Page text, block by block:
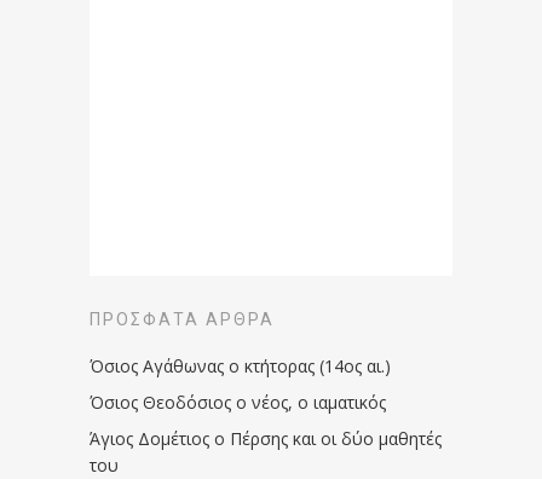
ΠΡΌΣΦΑΤΑ ΆΡΘΡΑ
Όσιος Αγάθωνας ο κτήτορας (14ος αι.)
Όσιος Θεοδόσιος ο νέος, ο ιαματικός
Άγιος Δομέτιος ο Πέρσης και οι δύο μαθητές
του